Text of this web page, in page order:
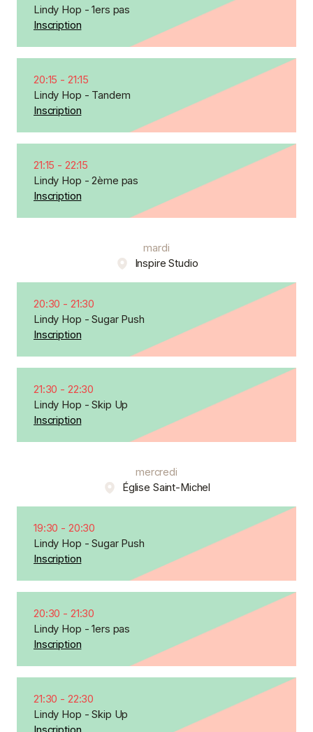
Lindy Hop - 1ers pas
Inscription
20:15 - 21:15
Lindy Hop - Tandem
Inscription
21:15 - 22:15
Lindy Hop - 2ème pas
Inscription
mardi
Inspire Studio
20:30 - 21:30
Lindy Hop - Sugar Push
Inscription
21:30 - 22:30
Lindy Hop - Skip Up
Inscription
mercredi
Église Saint-Michel
19:30 - 20:30
Lindy Hop - Sugar Push
Inscription
20:30 - 21:30
Lindy Hop - 1ers pas
Inscription
21:30 - 22:30
Lindy Hop - Skip Up